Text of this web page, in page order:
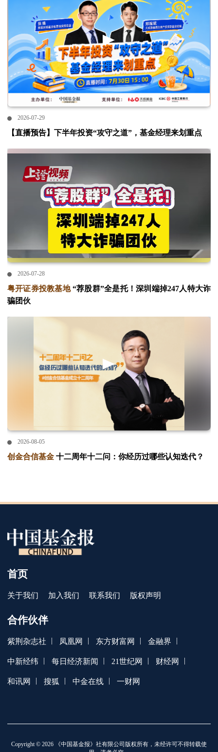
2026-07-29
【直播预告】下半年投资“攻守之道”，基金经理来划重点
2026-07-28
粤开证券投教基地“荐股群”全是托！深圳端掉247人特大诈
骗团伙
2026-08-05
创金合信基金 十二周年十二问：你经历过哪些认知迭代？
首页
关于我们 加入我们 联系我们 版权声明
合作伙伴
紫荆杂志社 | 凤凰网 | 东方财富网 | 金融界 |
中新经纬 | 每日经济新闻 | 21世纪网 | 财经网 |
和讯网 | 搜狐 | 中金在线 | 一财网
Copyright © 2026 《中国基金报》社有限公司版权所有，未经许可不得转载使